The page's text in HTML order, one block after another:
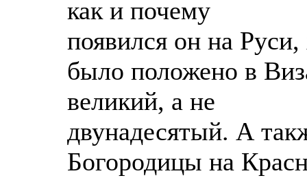
как и почему
появился он на Руси,
было положено в
великий, а не
двунадесятый. А
Богородицы на